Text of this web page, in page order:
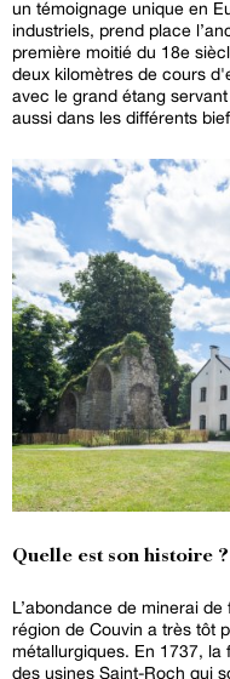
un témoignage unique en
industriels, prend place
première moitié du 18e
deux kilomètres de cours
avec le grand étang
aussi dans les différents
Quelle est son histoire ?
L’abondance de minerai
région de Couvin a très tôt
métallurgiques. En 1737, la famille Desandruin participe à l’essor
des usines Saint-Roch qui